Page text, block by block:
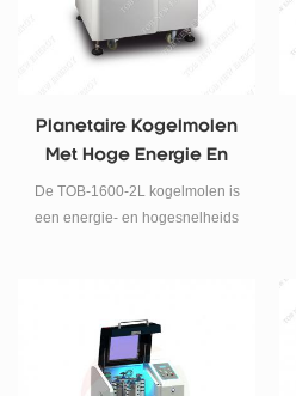
Planetaire Kogelmolen
Met Hoge Energie En
Hoge Snelheid
De TOB-1600-2L kogelmolen is
een energie- en hogesnelheids
ontworpen voor droog en nat
malen, het mengen van diverse
poedermaterialen en het